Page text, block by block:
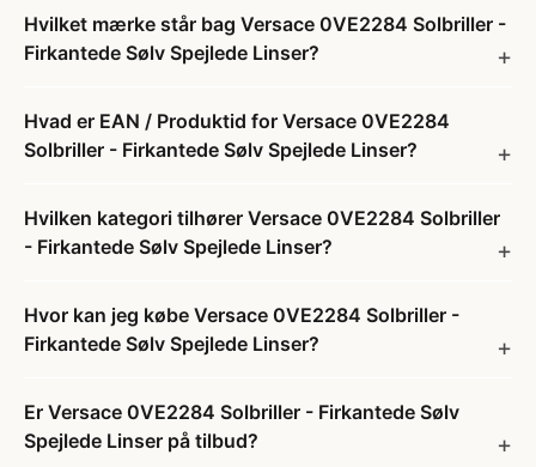
Hvilket mærke står bag Versace 0VE2284 Solbriller -
Firkantede Sølv Spejlede Linser?
Hvad er EAN / Produktid for Versace 0VE2284
Solbriller - Firkantede Sølv Spejlede Linser?
Hvilken kategori tilhører Versace 0VE2284 Solbriller
- Firkantede Sølv Spejlede Linser?
Hvor kan jeg købe Versace 0VE2284 Solbriller -
Firkantede Sølv Spejlede Linser?
Er Versace 0VE2284 Solbriller - Firkantede Sølv
Spejlede Linser på tilbud?